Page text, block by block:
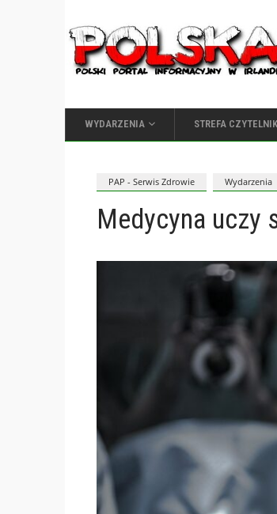
WYDARZENIA STREFA
PAP - Serwis Zdrowie Wydarzenia
Medycyna uczy